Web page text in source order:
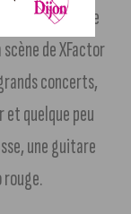
à l’aNoerène
de XFactor
concerts,
et quelque peu
une guitare